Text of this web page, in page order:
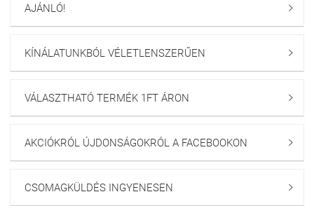
AJÁNLÓ! 
KÍNÁLATUNKBÓL VÉLETLENSZERŰEN 
VÁLASZTHATÓ TERMÉK 1FT ÁRON 
AKCIÓKRÓL ÚJDONSÁGOKRÓL A FACEBOOKON 
CSOMAGKÜLDÉS INGYENESEN 